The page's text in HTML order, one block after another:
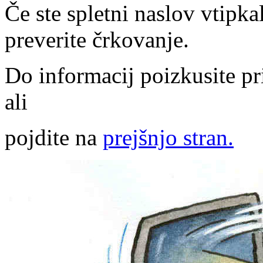
Če ste spletni naslov
preverite črkovanje.
Do informacij poizkusite
ali
pojdite na prejšnjo stran.